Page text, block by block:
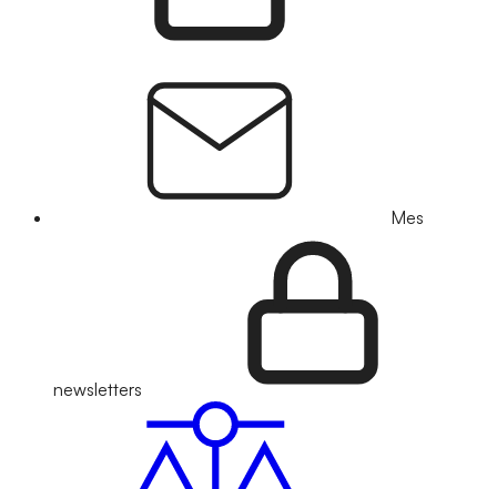
Mes
newsletters